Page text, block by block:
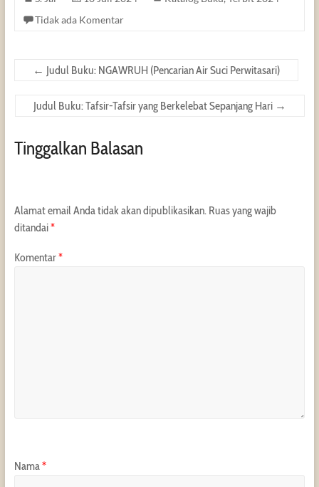
Tidak ada Komentar
← Judul Buku: NGAWRUH (Pencarian Air Suci Perwitasari)
Judul Buku: Tafsir-Tafsir yang Berkelebat Sepanjang Hari →
Tinggalkan Balasan
Alamat email Anda tidak akan dipublikasikan. Ruas yang wajib
ditandai*
Komentar*
Nama*